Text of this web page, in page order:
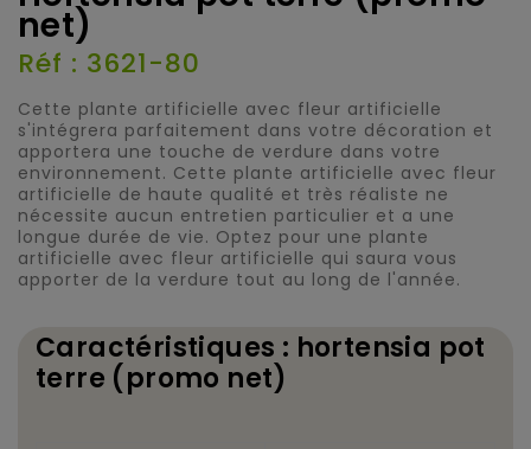
net)
Réf : 3621-80
Cette plante artificielle avec fleur artificielle
s'intégrera parfaitement dans votre décoration et
apportera une touche de verdure dans votre
environnement. Cette plante artificielle avec fleur
artificielle de haute qualité et très réaliste ne
nécessite aucun entretien particulier et a une
longue durée de vie. Optez pour une plante
artificielle avec fleur artificielle qui saura vous
apporter de la verdure tout au long de l'année.
Caractéristiques : hortensia pot
terre (promo net)